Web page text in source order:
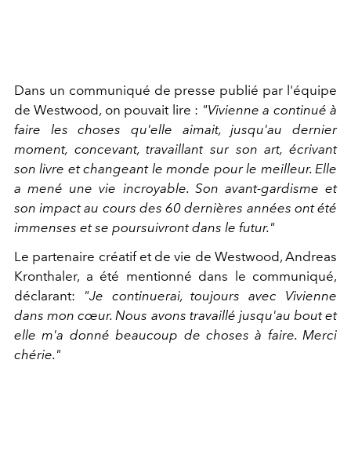
Dans un communiqué de presse publié par l'équipe
de Westwood, on pouvait lire : "Vivienne a continué à
faire les choses qu'elle aimait, jusqu'au dernier
moment, concevant, travaillant sur son art, écrivant
son livre et changeant le monde pour le meilleur. Elle
a mené une vie incroyable. Son avant-gardisme et
son impact au cours des 60 dernières années ont été
immenses et se poursuivront dans le futur."
Le partenaire créatif et de vie de Westwood, Andreas
Kronthaler, a été mentionné dans le communiqué,
déclarant:
"Je continuerai, toujours avec Vivienne
dans mon cœur. Nous avons travaillé jusqu'au bout et
elle m'a donné beaucoup de choses à faire. Merci
chérie."